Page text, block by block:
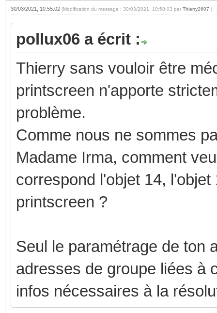
30/03/2021, 10:55:02 (Modification du message : 30/03/2021, 10:58:03 par Thierry2607 .)
pollux06 a écrit :
Thierry sans vouloir être
printscreen n'apporte
problème.
Comme nous ne sommes
Madame Irma, comment
correspond l'objet 14,
printscreen ?
Seul le paramétrage de ton
adresses de groupe liées à
infos nécessaires à la